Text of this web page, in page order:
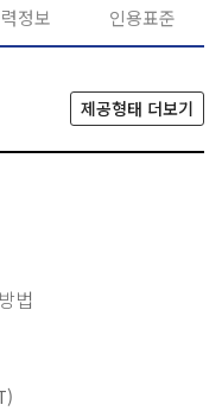
정보 인용표준
제공형태 더보기
법